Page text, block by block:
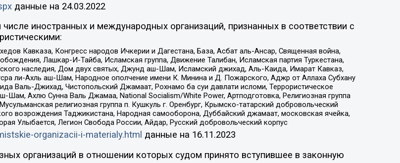
данные на 24.03.2022
иностранных и международных организаций, признанных в соответствии с
Кавказа, Конгресс народов Ичкерии и Дагестана, База, Асбат аль-Ансар, Священная война,
Лашкар-И-Тайба, Исламская группа, Движение Талибан, Исламская партия Туркестана,
наследия, Дом двух святых, Джунд аш-Шам, Исламский джихад, Аль-Каида, Имарат Кавказ,
ли-Ахль аш-Шам, Народное ополчение имени К. Минина и Д. Пожарского, Аджр от Аллаха Субхану
Валь-Джихад, Чистопольский Джамаат, Рохнамо ба суи давлати исломи, Террористическое
Шам, Ахлю Сунна Валь Джамаа, National Socialism/White Power, Артподготовка, Религиозная группа
религиозная группа п. Кушкуль г. Оренбург, Крымско-татарский добровольческий
возрождения Таджикистана, Народная самооборона, Дуббайский джамаат, московская ячейка,
Улыбается, Легион Свобода России, Айдар, Русский добровольческий корпус
organizacii-i-materialy.html данные на 16.11.2023
организаций в отношении которых судом принято вступившее в законную